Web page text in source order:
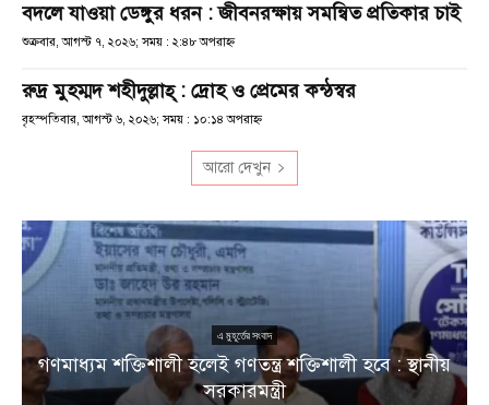
বদলে যাওয়া ডেঙ্গুর ধরন : জীবনরক্ষায় সমন্বিত প্রতিকার চাই
শুক্রবার, আগস্ট ৭, ২০২৬; সময় : ২:৪৮ অপরাহ্ণ
রুদ্র মুহম্মদ শহীদুল্লাহ্ : দ্রোহ ও প্রেমের কন্ঠস্বর
বৃহস্পতিবার, আগস্ট ৬, ২০২৬; সময় : ১০:১৪ অপরাহ্ণ
আরো দেখুন
এ মুহূর্তের সংবাদ
গণমাধ্যম শক্তিশালী হলেই গণতন্ত্র শক্তিশালী হবে : স্থানীয়
সরকারমন্ত্রী